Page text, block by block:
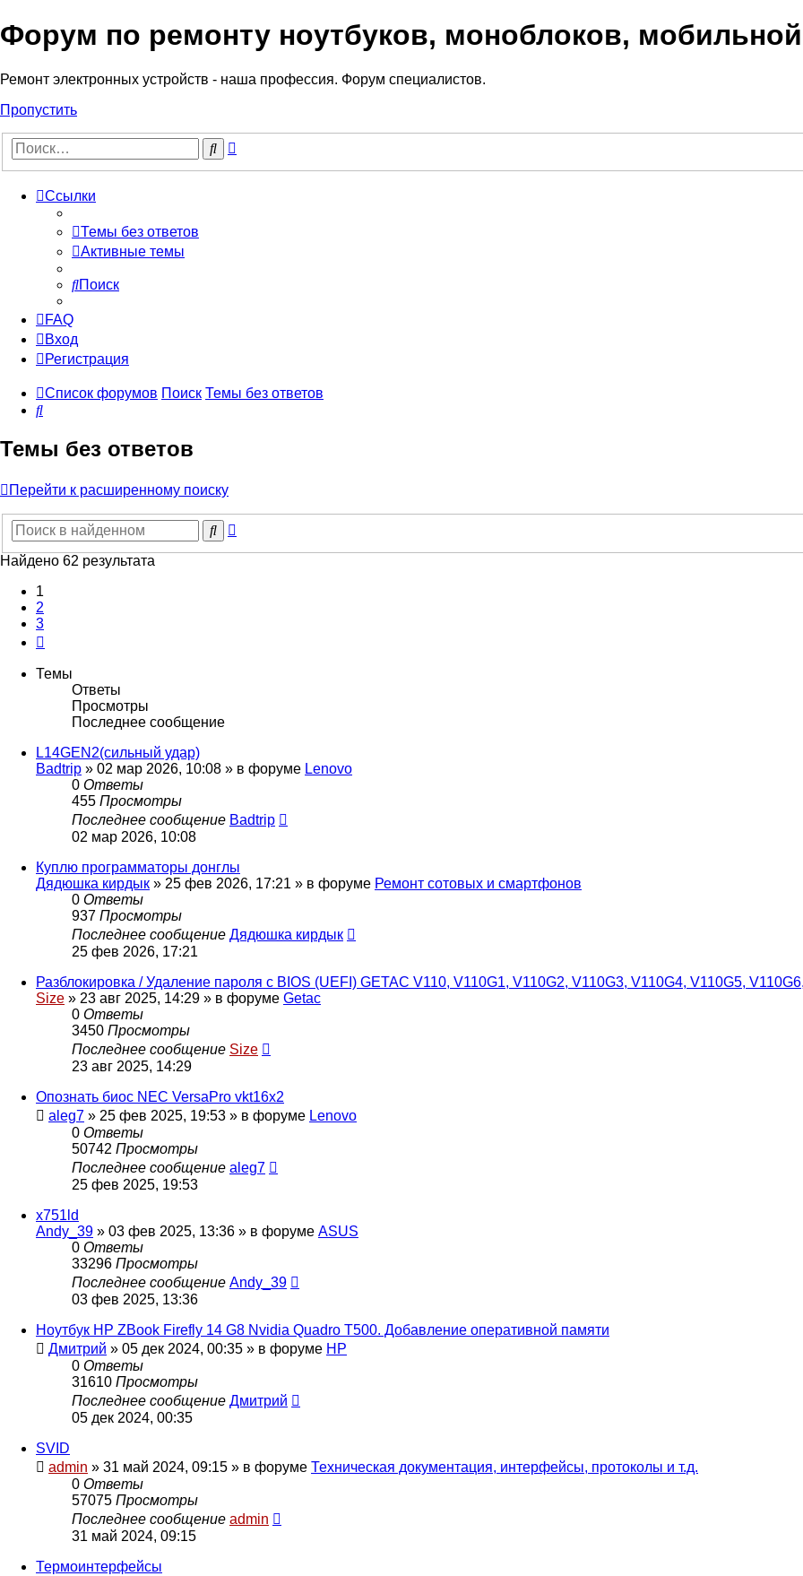
Регистрация
Форум по ремонту ноутбуков, моноблоков, мобильной
Ремонт электронных устройств - наша профессия. Форум специалистов.
Пропустить
Поиск
Ссылки
Темы без ответов
Активные темы
Поиск
FAQ
Вход
Регистрация
Список форумов Поиск Темы без ответов
Поиск
Темы без ответов
Перейти к расширенному поиску
Поиск
Найдено 62 результата
1
2
3
Темы
Ответы
Просмотры
Последнее сообщение
L14GEN2(сильный удар)
Badtrip » 02 мар 2026, 10:08 » в форуме Lenovo
0 Ответы
455 Просмотры
Последнее сообщение Badtrip
02 мар 2026, 10:08
Куплю программаторы донглы
Дядюшка кирдык » 25 фев 2026, 17:21 » в форуме Ремонт сотовых и смартфонов
0 Ответы
937 Просмотры
Последнее сообщение Дядюшка кирдык
25 фев 2026, 17:21
Разблокировка / Удаление пароля с BIOS (UEFI) GETAC V110, V110G1, V110G2, V110G3, V110G4, V110G5,
Size » 23 авг 2025, 14:29 » в форуме Getac
0 Ответы
3450 Просмотры
Последнее сообщение Size
23 авг 2025, 14:29
Опознать биос NEC VersaPro vkt16x2
aleg7 » 25 фев 2025, 19:53 » в форуме Lenovo
0 Ответы
50742 Просмотры
Последнее сообщение aleg7
25 фев 2025, 19:53
x751ld
Andy_39 » 03 фев 2025, 13:36 » в форуме ASUS
0 Ответы
33296 Просмотры
Последнее сообщение Andy_39
03 фев 2025, 13:36
Ноутбук HP ZBook Firefly 14 G8 Nvidia Quadro T500. Добавление оперативной памяти
Дмитрий » 05 дек 2024, 00:35 » в форуме HP
0 Ответы
31610 Просмотры
Последнее сообщение Дмитрий
05 дек 2024, 00:35
SVID
admin » 31 май 2024, 09:15 » в форуме Техническая документация, интерфейсы, протоколы и т.д.
0 Ответы
57075 Просмотры
Последнее сообщение admin
31 май 2024, 09:15
Термоинтерфейсы